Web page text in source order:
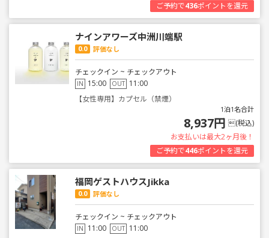
ご予約で436ポイントを還元
ナインアワーズ中洲川端駅
0.0 評価なし
チェックイン ~ チェックアウト
IN 15:00 OUT 11:00
【女性専用】カプセル（禁煙）
1泊1名合計
8,937円 (税込)
お支払いは最大2ヶ月後！
ご予約で446ポイントを還元
福岡ゲストハウスJikka
0.0 評価なし
チェックイン ~ チェックアウト
IN 11:00 OUT 11:00